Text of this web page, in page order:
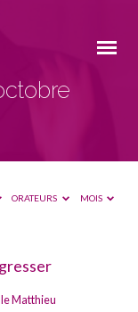
ORATEURS MOIS
Matthieu